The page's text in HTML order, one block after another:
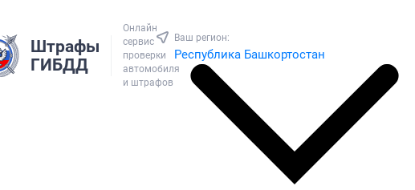
Штрафы
ГИБДД
Онлайн
сервис
проверки
автомобиля
и штрафов
Ваш регион:
Республика Башкортостан